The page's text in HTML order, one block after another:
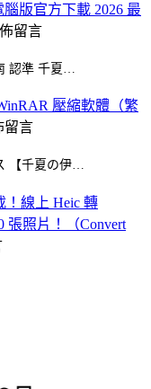
版官方下載 2026 最
留言
認準 千夏…
壓縮軟體（繁
留言
【千夏の伊…
！線上 Heic 轉
張照片！（Convert